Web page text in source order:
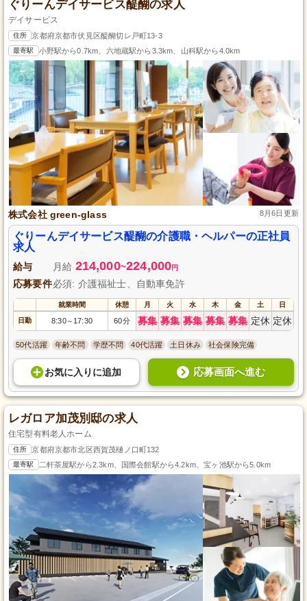
ぐりーんデイサービス醍醐の求人
デイサービス
住所 京都府京都市伏見区醍醐切レ戸町13-3
最寄駅 小野駅から0.7km、六地蔵駅から3.3km、山科駅から4.0km
株式会社 green-glass 8月6日更新
ぐりーんデイサービス醍醐の介護職・ヘルパーの正社員
求人
給与 月給 214,000~224,000円
応募要件必須: 介護福祉士、自動車免許
就業時間 休憩 月 火 水 木 金 土 日
日勤 8:30～ 17:30 60分 募集 募集 募集 募集 募集 定休 定休
50代活躍 年齢不問 学歴不問 40代活躍 土日休み 社会保険完備
お気に入り に追加 応募画面へ進む
レガロア加茂別邸の求人
住宅型有料老人ホーム
住所 京都府京都市北区西賀茂樋ノ口町132
最寄駅 二軒茶屋駅から2.3km、国際会館駅から4.2km、宝ヶ池駅から5.0km